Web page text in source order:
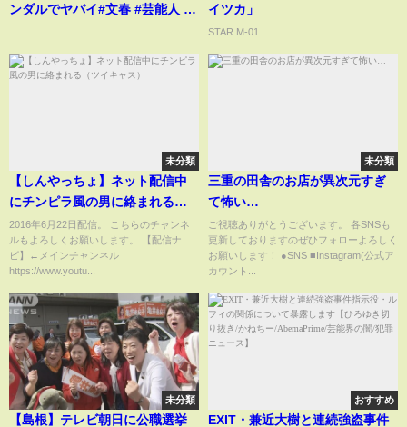
ンダルでヤバイ#文春 #芸能人 #
イツカ」
STAR M-01...
未分類
【しんやっちょ】ネット配信中
にチンピラ風の男に絡まれる
（ツイキャス）
2016年6月22日配信。 こちらのチャンネ
ルもよろしくお願いします。 【配信ナ
ビ】←メインチャンネル
https://www.youtu...
未分類
三重の田舎のお店が異次元すぎ
て怖い…
ご視聴ありがとうございます。 各SNSも
更新しておりますのぜひフォローよろしく
お願いします！ ●SNS ■Instagram(公式ア
カウント...
未分類
【島根】テレビ朝日に公職選挙
おすすめ
EXIT・兼近大樹と連続強盗事件